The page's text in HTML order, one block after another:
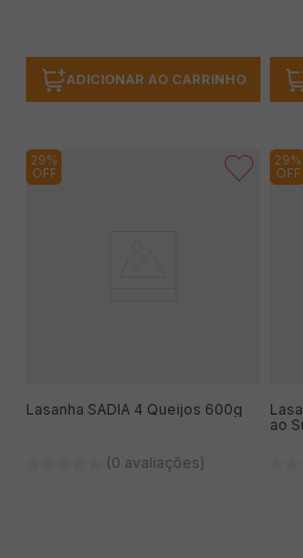
ADICIONAR AO CARRINHO
29%
OFF
Lasanha SADIA 4 Queijos 600g
(0 avaliações)
29%
OFF
ao